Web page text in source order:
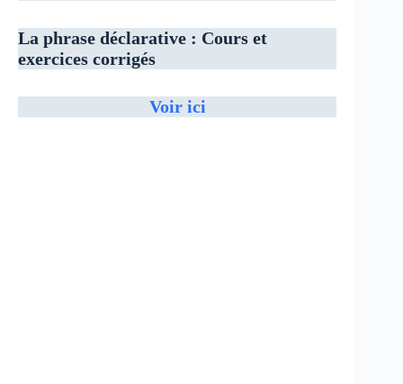
La phrase déclarative : Cours et
exercices corrigés
Voir ici